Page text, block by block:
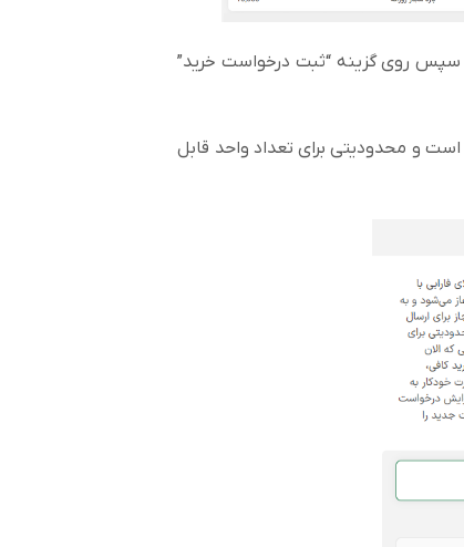
و سپس روی گزینه “ثبت درخواست خرید”
ریال به صورت ثابت است و محدودیتی برای تعداد واحد قابل